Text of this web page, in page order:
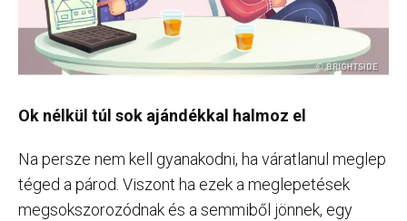
Ok nélkül túl sok ajándékkal halmoz el
Na persze nem kell gyanakodni, ha váratlanul meglep
téged a párod. Viszont ha ezek a meglepetések
megsokszorozódnak és a semmiből jönnek, egy